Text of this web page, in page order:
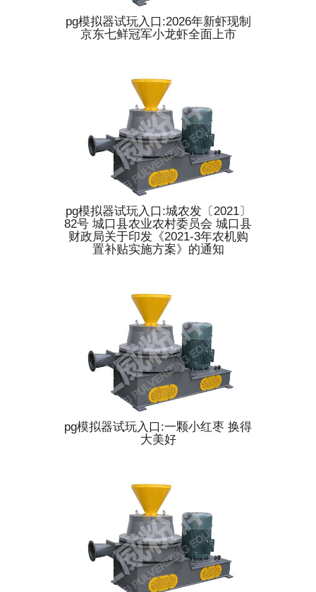
pg模拟器试玩入口:2026年新虾现制
京东七鲜冠军小龙虾全面上市
pg模拟器试玩入口:城农发〔2021〕
82号 城口县农业农村委员会 城口县
财政局关于印发《2021-3年农机购
置补贴实施方案》的通知
pg模拟器试玩入口:一颗小红枣 换得
大美好